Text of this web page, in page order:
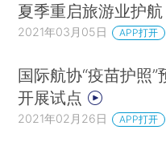
夏季重启旅游业护航
2021年03月05日 APP打开
国际航协“疫苗护照
开展试点
2021年02月26日 APP打开